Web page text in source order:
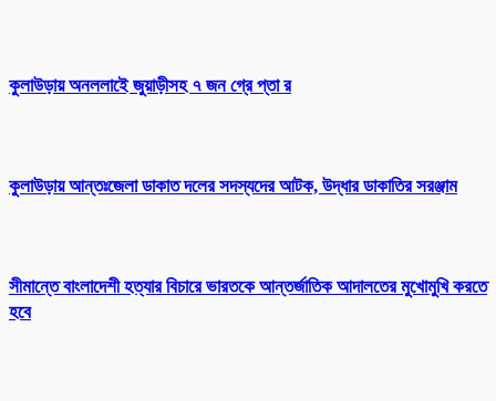
কুলাউড়ায় অনললাইে জুয়াড়ীসহ ৭ জন গ্রে প্তা র
কুলাউড়ায় আন্তঃজেলা ডাকাত দলের সদস্যদের আটক, উদ্ধার ডাকাতির সরঞ্জাম
সীমান্তে বাংলাদেশী হত্যার বিচারে ভারতকে আন্তর্জাতিক আদালতের মুখোমুখি করতে
হবে